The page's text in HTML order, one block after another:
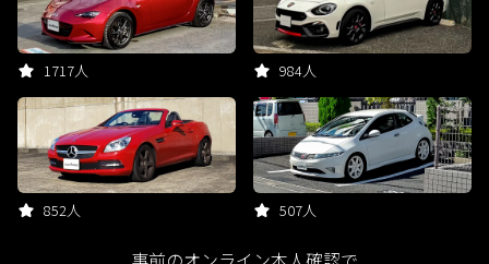
1717人 984人
852人 507人